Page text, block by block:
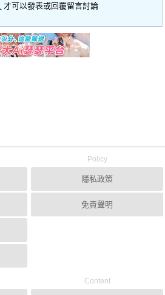
才可以發表或回覆留言討論
Policy
隱私政策
免責聲明
Content